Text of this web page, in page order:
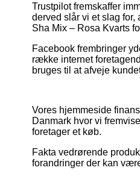
Trustpilot fremskaffer
derved slår vi et slag
Sha Mix – Rosa Kvarts
Facebook frembringer
række internet
bruges til at afveje
Vores hjemmeside
Danmark hvor vi
foretager et køb.
Fakta vedrørende
forandringer der kan